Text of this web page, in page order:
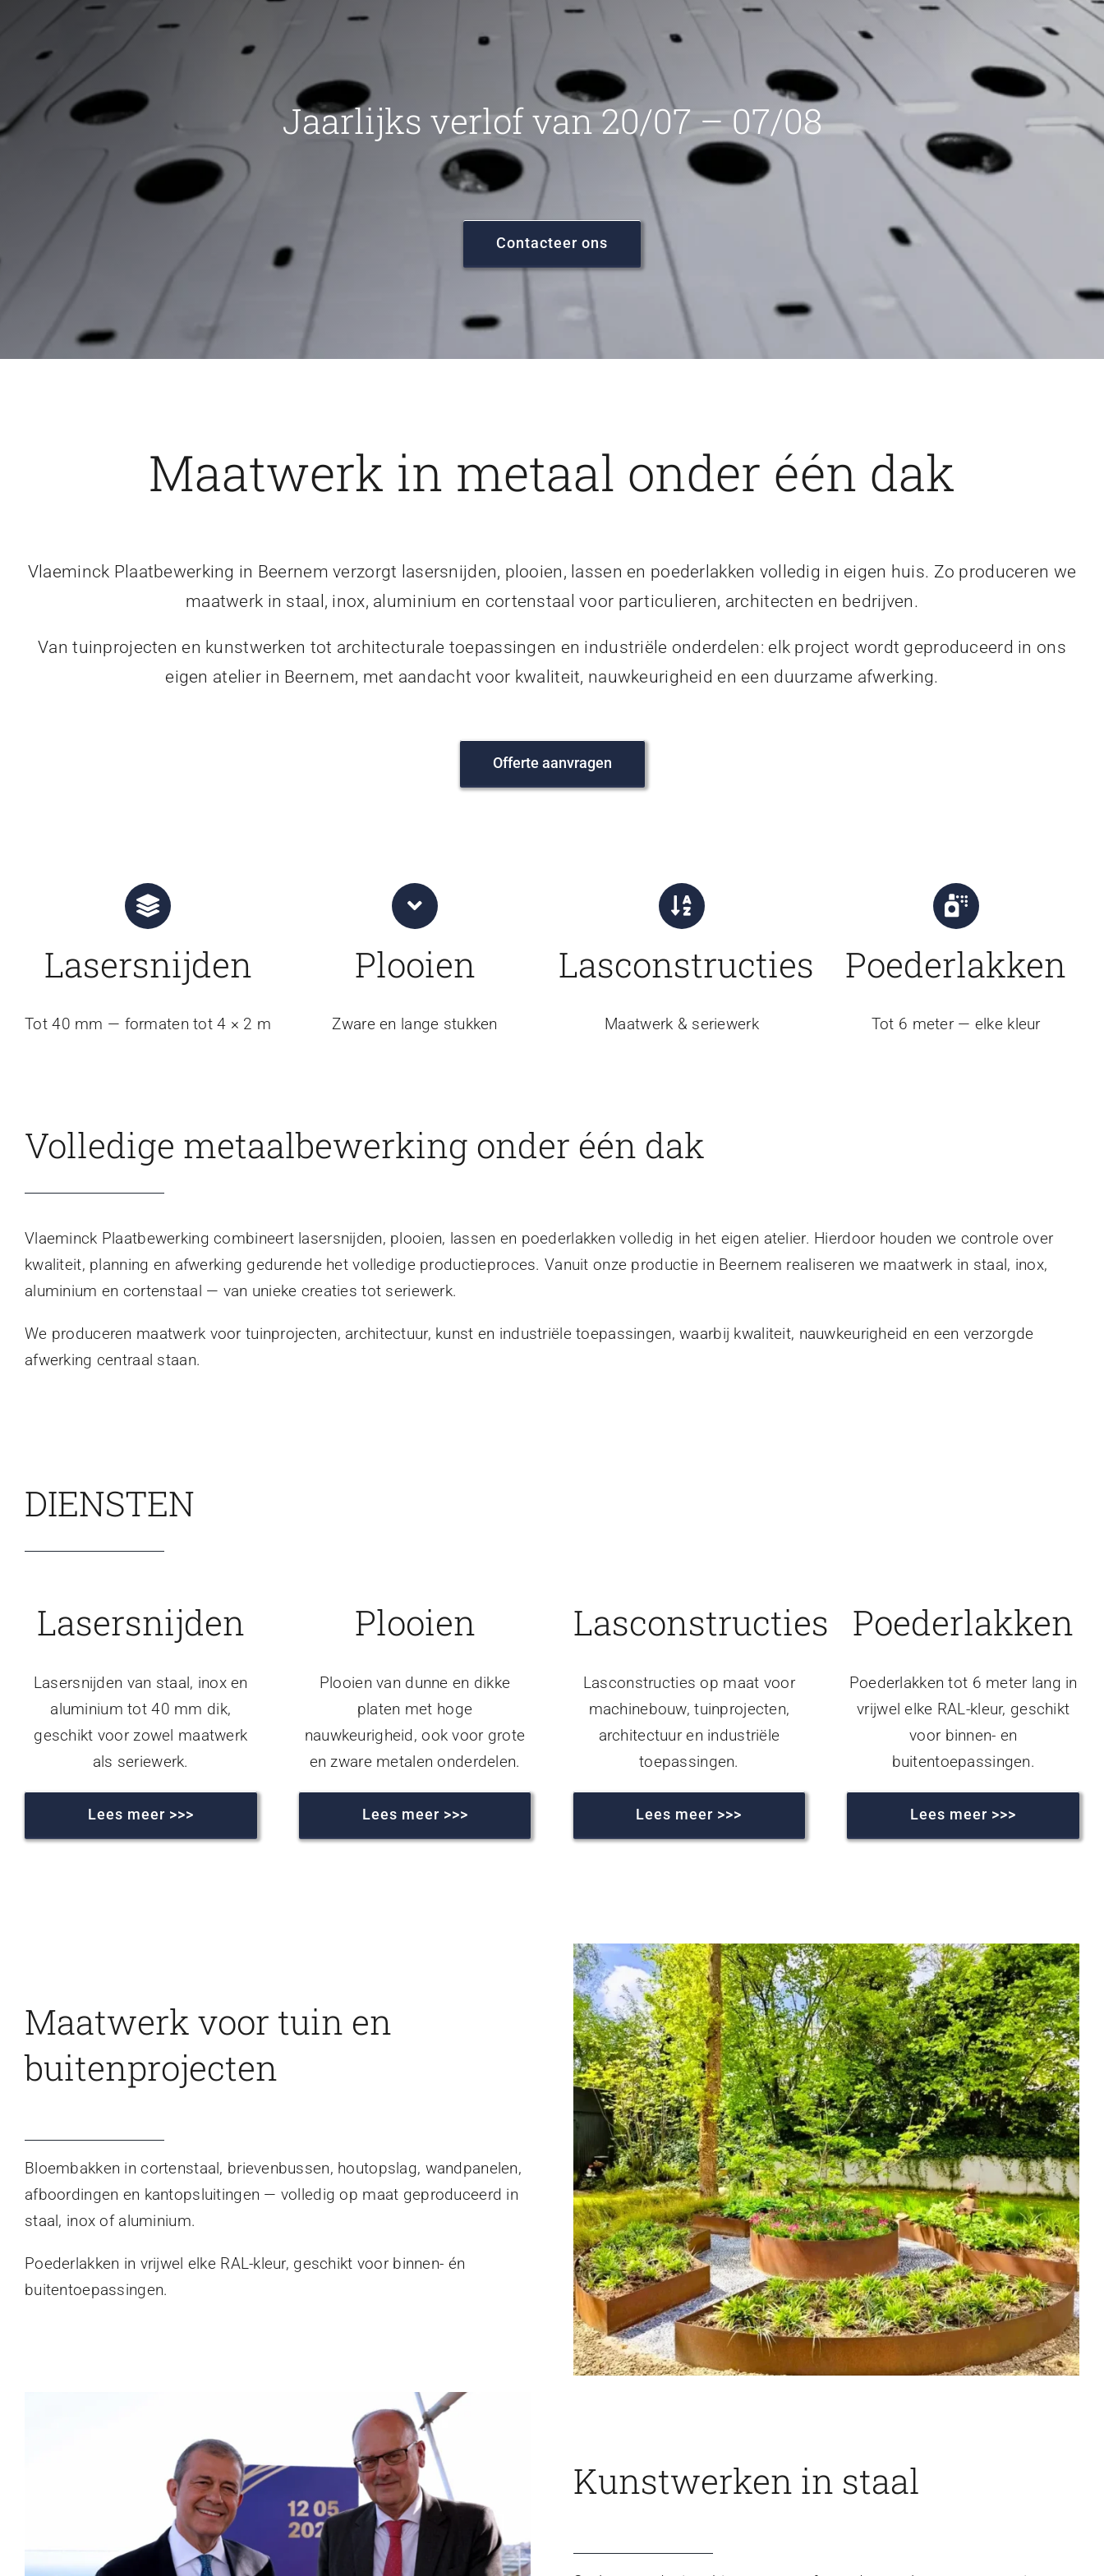
Jaarlijks verlof van 20/07 – 07/08
Contacteer ons
Maatwerk in metaal onder één dak
Vlaeminck Plaatbewerking in Beernem verzorgt lasersnijden, plooien, lassen en poederlakken volledig in eigen huis. Zo produceren we
maatwerk in staal, inox, aluminium en cortenstaal voor particulieren, architecten en bedrijven.
Van tuinprojecten en kunstwerken tot architecturale toepassingen en industriële onderdelen: elk project wordt geproduceerd in ons
eigen atelier in Beernem, met aandacht voor kwaliteit, nauwkeurigheid en een duurzame afwerking.
Offerte aanvragen
Lasersnijden
Tot 40 mm — formaten tot 4 × 2 m
Plooien
Zware en lange stukken
Lasconstructies
Maatwerk & seriewerk
Poederlakken
Tot 6 meter — elke kleur
Volledige metaalbewerking onder één dak
Vlaeminck Plaatbewerking combineert lasersnijden, plooien, lassen en poederlakken volledig in het eigen atelier. Hierdoor houden we controle over
kwaliteit, planning en afwerking gedurende het volledige productieproces. Vanuit onze productie in Beernem realiseren we maatwerk in staal, inox,
aluminium en cortenstaal — van unieke creaties tot seriewerk.
We produceren maatwerk voor tuinprojecten, architectuur, kunst en industriële toepassingen, waarbij kwaliteit, nauwkeurigheid en een verzorgde
afwerking centraal staan.
DIENSTEN
Lasersnijden
Lasersnijden van staal, inox en
aluminium tot 40 mm dik,
geschikt voor zowel maatwerk
als seriewerk.
Lees meer >>>
Plooien
Plooien van dunne en dikke
platen met hoge
nauwkeurigheid, ook voor grote
en zware metalen onderdelen.
Lees meer >>>
Lasconstructies
Lasconstructies op maat voor
machinebouw, tuinprojecten,
architectuur en industriële
toepassingen.
Lees meer >>>
Poederlakken
Poederlakken tot 6 meter lang in
vrijwel elke RAL-kleur, geschikt
voor binnen- en
buitentoepassingen.
Lees meer >>>
Maatwerk voor tuin en
buitenprojecten
Bloembakken in cortenstaal, brievenbussen, houtopslag, wandpanelen,
afboordingen en kantopsluitingen — volledig op maat geproduceerd in
staal, inox of aluminium.
Poederlakken in vrijwel elke RAL-kleur, geschikt voor binnen- én
buitentoepassingen.
Kunstwerken in staal